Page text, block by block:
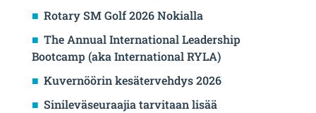
Rotary SM Golf 2026 Nokialla
The Annual International Leadership
Bootcamp (aka International RYLA)
Kuvernöörin kesätervehdys 2026
Sinileväseuraajia tarvitaan lisää